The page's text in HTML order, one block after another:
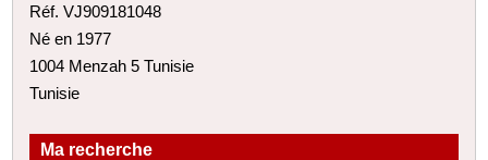
Réf. VJ909181048
Né en 1977
1004 Menzah 5 Tunisie
Tunisie
Ma recherche